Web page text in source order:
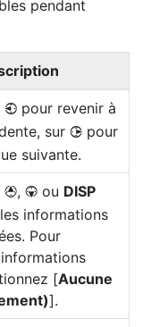
pendant
4 pour revenir à
sur 2 pour
suivante.
1, 3 ou DISP
informations
Pour
[Aucune
].